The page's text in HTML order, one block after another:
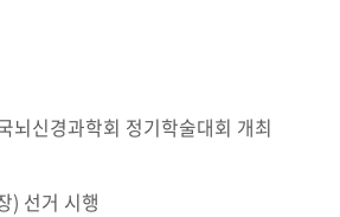
뇌신경과학회 정기학술대회 개최
) 선거 시행